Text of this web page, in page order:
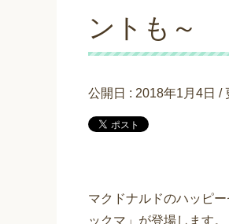
ントも～
公開日 : 2018年1月4日 /
マクドナルドのハッピ
ックマ」が登場します。